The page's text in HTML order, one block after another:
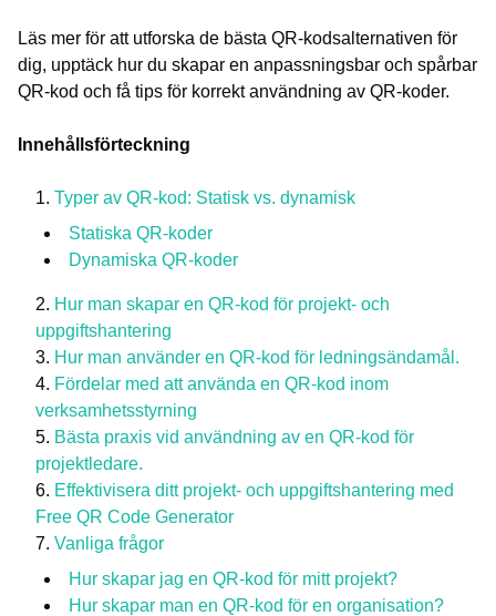
Läs mer för att utforska de bästa QR-kodsalternativen för
dig, upptäck hur du skapar en anpassningsbar och spårbar
QR-kod och få tips för korrekt användning av QR-koder.
Innehållsförteckning
Typer av QR-kod: Statisk vs. dynamisk
Statiska QR-koder
Dynamiska QR-koder
Hur man skapar en QR-kod för projekt- och
uppgiftshantering
Hur man använder en QR-kod för ledningsändamål.
Fördelar med att använda en QR-kod inom
verksamhetsstyrning
Bästa praxis vid användning av en QR-kod för
projektledare.
Effektivisera ditt projekt- och uppgiftshantering med
Free QR Code Generator
Vanliga frågor
Hur skapar jag en QR-kod för mitt projekt?
Hur skapar man en QR-kod för en organisation?